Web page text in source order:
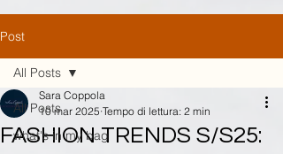
Post
All Posts
what's in my bag
All Posts
FASHION TRENDS S/S25:
Sara Coppola
10 mar 2025 Tempo di lettura: 2 min